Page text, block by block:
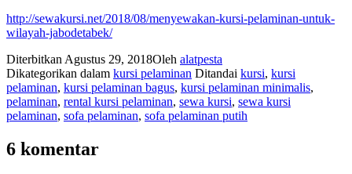
http://sewakursi.net/2018/08/menyewakan-kursi-pelaminan-untuk-
wilayah-jabodetabek/
Diterbitkan Agustus 29, 2018Oleh alatpesta
Dikategorikan dalam kursi pelaminan Ditandai kursi, kursi
pelaminan, kursi pelaminan bagus, kursi pelaminan minimalis,
pelaminan, rental kursi pelaminan, sewa kursi, sewa kursi
pelaminan, sofa pelaminan, sofa pelaminan putih
6 komentar